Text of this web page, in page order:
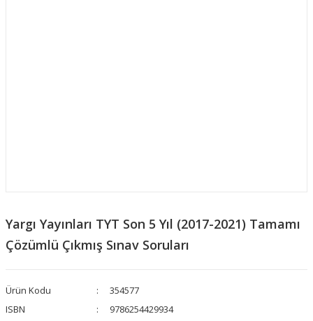
Yargı Yayınları TYT Son 5 Yıl (2017-2021) Tamamı
Çözümlü Çıkmış Sınav Soruları
Ürün Kodu
354577
ISBN
9786254429934